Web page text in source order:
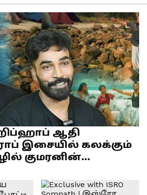
ஹிப்ஹாப் ஆதி
இசையில் கலக்கும்
குமரனின்